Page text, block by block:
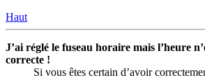
Haut
J’ai réglé le fuseau horaire mais l’heure
correcte !
Si vous êtes certain d’avoir